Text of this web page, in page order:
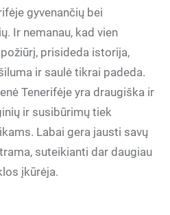
gyvenančių bei
Ir nemanau, kad vien
prisideda istorija,
ir saulė tikrai padeda.
Tenerifėje yra draugiška ir
ir susibūrimų tiek
Labai gera jausti savų
suteikianti dar daugiau
įkūrėja.